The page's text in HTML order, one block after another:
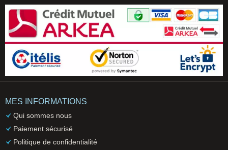
MES INFORMATIONS
Qui sommes nous
Paiement sécurisé
Politique de confidentialité